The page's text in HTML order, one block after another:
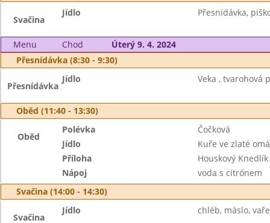
Svačina
Jídlo Přesnidávka,
Menu Chod
Úterý 9. 4. 2024
Přesnídávka (8:30 - 9:30)
Přesnídávka
Jídlo Veka , tvarohová
Oběd (11:40 - 13:30)
Oběd
Polévka
Čočková
Jídlo
Kuře ve zlaté
Příloha
Houskový Knedlík
Nápoj
voda s citrónem
Svačina (14:00 - 14:30)
Svačina
Jídlo chléb, máslo,